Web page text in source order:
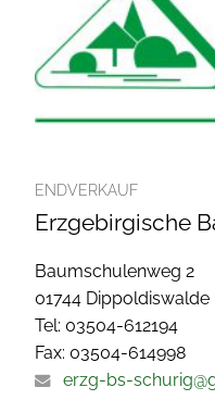
ENDVERKAUF
Erzgebirgische
Baumschulenweg 2
01744 Dippoldiswalde
Tel: 03504-612194
Fax: 03504-614998
erzg-bs-